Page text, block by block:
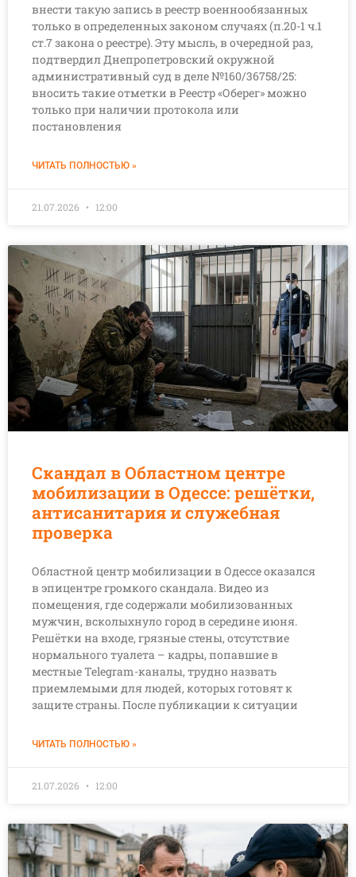
внести такую запись в реестр военнообязанных
только в определенных законом случаях (п.20-1 ч.1
ст.7 закона о реестре). Эту мысль, в очередной раз,
подтвердил Днепропетровский окружной
административный суд в деле №160/36758/25:
вносить такие отметки в Реестр «Оберег» можно
только при наличии протокола или
постановления
ЧИТАТЬ ПОЛНОСТЬЮ »
21.07.2026 12:00
Скандал в Областном центре
мобилизации в Одессе: решётки,
антисанитария и служебная
проверка
Областной центр мобилизации в Одессе оказался
в эпицентре громкого скандала. Видео из
помещения, где содержали мобилизованных
мужчин, всколыхнуло город в середине июня.
Решётки на входе, грязные стены, отсутствие
нормального туалета – кадры, попавшие в
местные Telegram-каналы, трудно назвать
приемлемыми для людей, которых готовят к
защите страны. После публикации к ситуации
ЧИТАТЬ ПОЛНОСТЬЮ »
21.07.2026 12:00